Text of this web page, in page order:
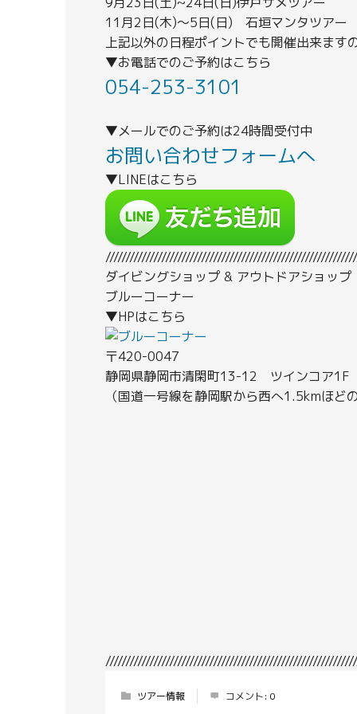
11月2日(木)～5日(日) 石垣マンタツアー
上記以外の日程ポイントでも開催出来ます
▼お電話でのご予約はこちら
054-253-3101
▼メールでのご予約は24時間受付中
お問い合わせフォームへ
▼LINEはこちら
ダイビングショップ & アウトドアショップ
ブルーコーナー
▼HPはこちら
〒420-0047
静岡県静岡市清閑町13-12 ツインコア1F
（国道一号線を静岡駅から西へ1.5kmほど
ツアー情報 コメント: 0